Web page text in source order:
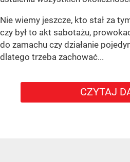
Nie wiemy jeszcze, kto stał za
czy był to akt sabotażu,
do zamachu czy działanie
dlatego trzeba zachować...
CZYTAJ